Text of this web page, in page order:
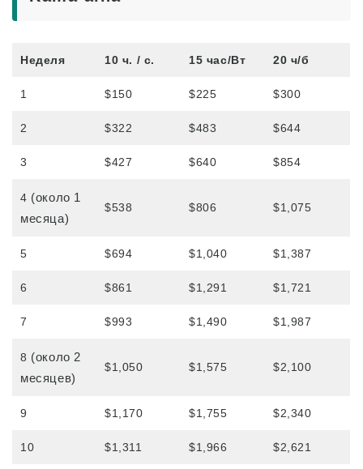
Обзор программы
Уровень для начинающих
Подготовка к TOEIC и TOEFL
визами F-1
Оплата обучения для обладателей виз, не
являющихся студентами (ESTA, e-Visa и
т.д.)
Плата за обучение для кама’айна (граждан
США или обладателей грин-карты)
Плата за обучение для нынешних
Неделя 10 ч. / с. 15 час/Вт 20 ч/б
1 $150 $225 $300
2 $322 $483 $644
3 $427 $640 $854
4 (около 1
месяца)
$538 $806 $1,075
5 $694 $1,040 $1,387
6 $861 $1,291 $1,721
7 $993 $1,490 $1,987
8 (около 2
месяцев)
$1,050 $1,575 $2,100
9 $1,170 $1,755 $2,340
10 $1,311 $1,966 $2,621